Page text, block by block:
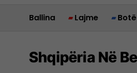
Ballina Lajme Botë
Shqipëria Në Be